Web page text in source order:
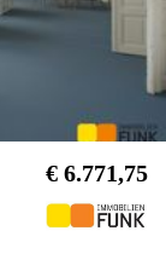
€ 6.771,75